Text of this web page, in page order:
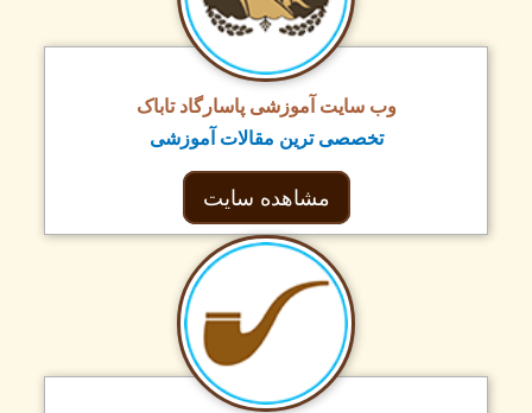
وب سایت آموزشی پاسارگاد تاباک
تخصصی ترین مقالات آموزشی
مشاهده سایت